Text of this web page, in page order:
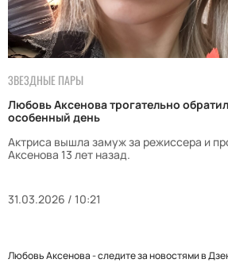
ЗВЕЗДНЫЕ ПАРЫ
Любовь Аксенова трогательно
особенный день
Актриса вышла замуж за режиссера и
Аксенова 13 лет назад.
31.03.2026 / 10:21
Любовь Аксенова - следите за новостями в